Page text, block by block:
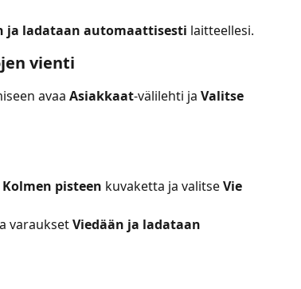
ja ladataan automaattisesti laitteellesi.
vienti
avaa Asiakkaat-välilehti ja Valitse
Kolmen pisteen kuvaketta ja valitse Vie
varaukset Viedään ja ladataan